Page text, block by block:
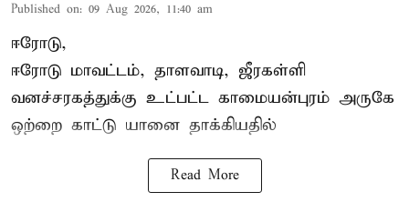
Published on: 09 Aug 2026, 11:40 am
ஈரோடு,
ஈரோடு மாவட்டம், தாளவாடி, ஜீரகள்ளி
வனச்சரகத்துக்கு உட்பட்ட காமையன்புரம் அருகே
ஒற்றை காட்டு யானை தாக்கியதில்
Read More